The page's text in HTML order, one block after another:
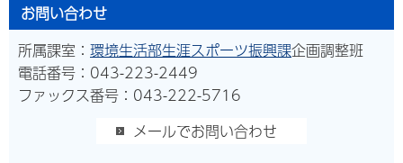
お問い合わせ
所属課室： 環境生活部生涯スポーツ振興課企画調整班
電話番号：043-223-2449
ファックス番号：043-222-5716